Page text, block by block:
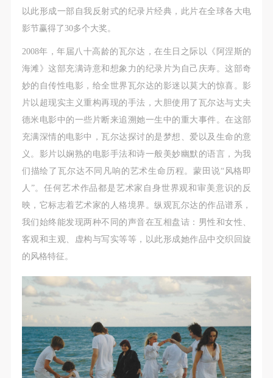
以此形成一部自我反射式的纪录片经典，此片在全球各大电
影节赢得了30多个大奖。
2008年，年届八十高龄的瓦尔达，在生日之际以《阿涅斯的
海滩》这部充满诗意和想象力的纪录片为自己庆寿。这部奇
妙的自传性电影，给全世界瓦尔达的影迷以莫大的惊喜。影
片以超现实主义重构再现的手法，大胆使用了瓦尔达与丈夫
德米电影中的一些片断来追溯她一生中的重大事件。在这部
充满深情的电影中，瓦尔达探讨的是梦想、爱以及生命的意
义。影片以娴熟的电影手法和诗一般美妙幽默的语言，为我
们描绘了瓦尔达不同凡响的艺术生命历程。蒙田说“风格即
人”。任何艺术作品都是艺术家自身世界观和审美意识的反
映，它标志着艺术家的人格境界。纵观瓦尔达的作品谱系，
我们始终能发现两种不同的声音在互相盘诘：男性和女性、
客观和主观、虚构与写实等等，以此形成她作品中交织回旋
的风格特征。